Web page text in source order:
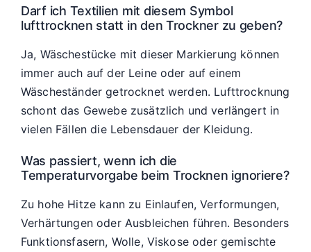
Darf ich Textilien mit diesem Symbol
lufttrocknen statt in den Trockner zu geben?
Ja, Wäschestücke mit dieser Markierung können
immer auch auf der Leine oder auf einem
Wäscheständer getrocknet werden. Lufttrocknung
schont das Gewebe zusätzlich und verlängert in
vielen Fällen die Lebensdauer der Kleidung.
Was passiert, wenn ich die
Temperaturvorgabe beim Trocknen ignoriere?
Zu hohe Hitze kann zu Einlaufen, Verformungen,
Verhärtungen oder Ausbleichen führen. Besonders
Funktionsfasern, Wolle, Viskose oder gemischte